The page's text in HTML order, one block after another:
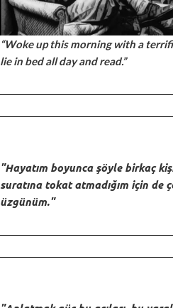
“Woke up this morning with a
lie in bed all day and read.”
"Hayatım boyunca şöyle birkaç
suratına tokat atmadığım için de
üzgünüm."